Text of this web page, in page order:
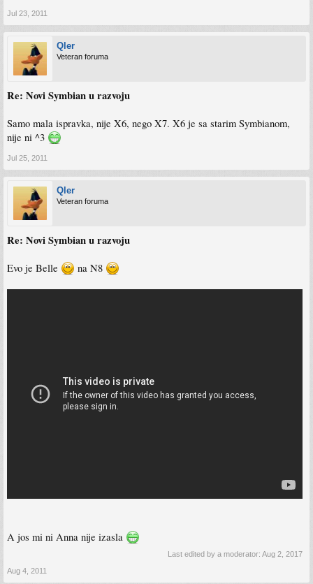
Jul 23, 2011
Qler
Veteran foruma
Re: Novi Symbian u razvoju
Samo mala ispravka, nije X6, nego X7. X6 je sa starim Symbianom,
nije ni ^3
Jul 25, 2011
Qler
Veteran foruma
Re: Novi Symbian u razvoju
Evo je Belle na N8
A jos mi ni Anna nije izasla
Last edited by a moderator: Aug 2, 2017
Aug 4, 2011